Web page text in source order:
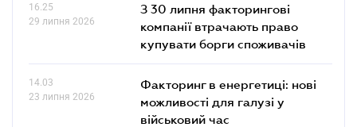
16.25
29 липня 2026
З 30 липня факторингові
компанії втрачають право
купувати борги споживачів
14.03
23 липня 2026
Факторинг в енергетиці: нові
можливості для галузі у
військовий час